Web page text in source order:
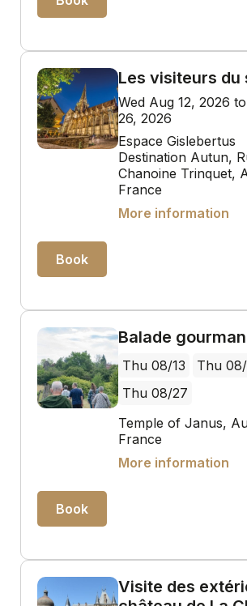
Les visiteurs du
Wed Aug 12, 2026
26, 2026
Espace Gislebertus
Destination Autun,
Chanoine Trinquet,
France
More information
Book
Balade
Thu 08/13
Thu
Thu 08/27
Temple of Janus,
France
More information
Book
Visite des